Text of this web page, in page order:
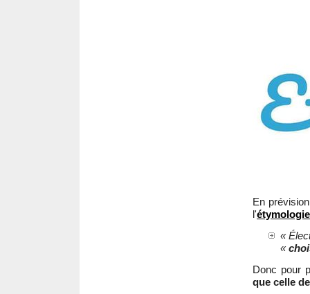
En
l'étymologie
«
«
Donc pour
que celle